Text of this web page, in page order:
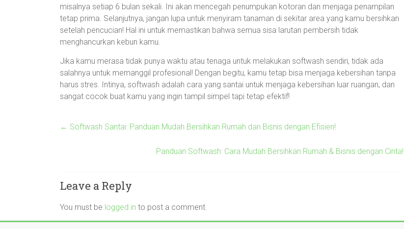
misalnya setiap 6 bulan sekali. Ini akan mencegah penumpukan kotoran dan menjaga penampilan
tetap prima. Selanjutnya, jangan lupa untuk menyiram tanaman di sekitar area yang kamu bersihkan
setelah pencucian! Hal ini untuk memastikan bahwa semua sisa larutan pembersih tidak
menghancurkan kebun kamu.
Jika kamu merasa tidak punya waktu atau tenaga untuk melakukan softwash sendiri, tidak ada
salahnya untuk memanggil profesional! Dengan begitu, kamu tetap bisa menjaga kebersihan tanpa
harus stres. Intinya, softwash adalah cara yang santai untuk menjaga kebersihan luar ruangan, dan
sangat cocok buat kamu yang ingin tampil simpel tapi tetap efektif!
← Softwash Santai: Panduan Mudah Bersihkan Rumah dan Bisnis dengan Efisien!
Panduan Softwash: Cara Mudah Bersihkan Rumah & Bisnis dengan Cinta!
Leave a Reply
You must be logged in to post a comment.